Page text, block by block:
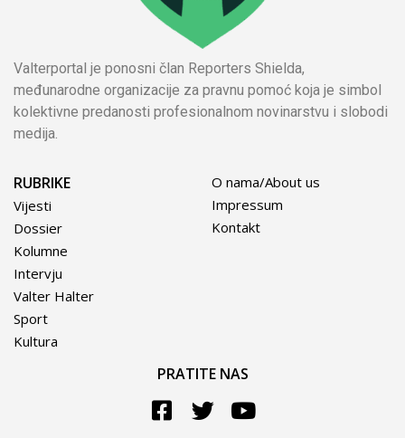
Valterportal je ponosni član Reporters Shielda,
međunarodne organizacije za pravnu pomoć koja je simbol
kolektivne predanosti profesionalnom novinarstvu i slobodi
medija.
RUBRIKE
Vijesti
Dossier
Kolumne
Intervju
Valter Halter
Sport
Kultura
O nama/About us
Impressum
Kontakt
PRATITE NAS